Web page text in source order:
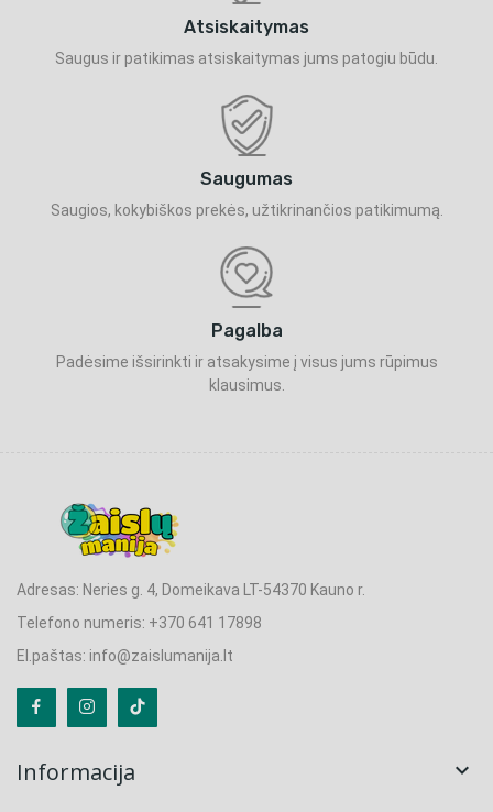
Atsiskaitymas
Saugus ir patikimas atsiskaitymas jums patogiu būdu.
Saugumas
Saugios, kokybiškos prekės, užtikrinančios patikimumą.
Pagalba
Padėsime išsirinkti ir atsakysime į visus jums rūpimus
klausimus.
Adresas: Neries g. 4, Domeikava LT-54370 Kauno r.
Telefono numeris: +370 641 17898
El.paštas: info@zaislumanija.lt
Informacija 